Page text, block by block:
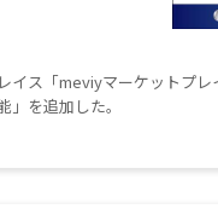
ス「meviyマーケットプ
を追加した。